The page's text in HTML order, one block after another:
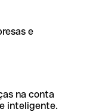
e
na conta
inteligente.